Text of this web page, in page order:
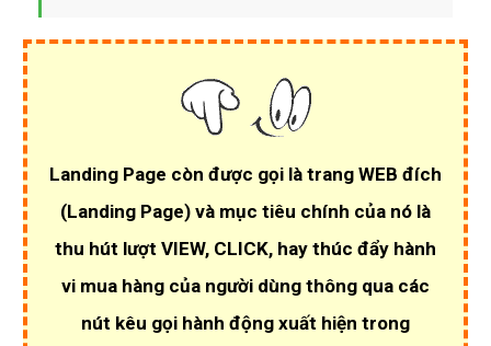
Landing Page còn được gọi là trang WEB đích
(Landing Page) và mục tiêu chính của nó là
thu hút lượt VIEW, CLICK, hay thúc đẩy hành
vi mua hàng của người dùng thông qua các
nút kêu gọi hành động xuất hiện trong